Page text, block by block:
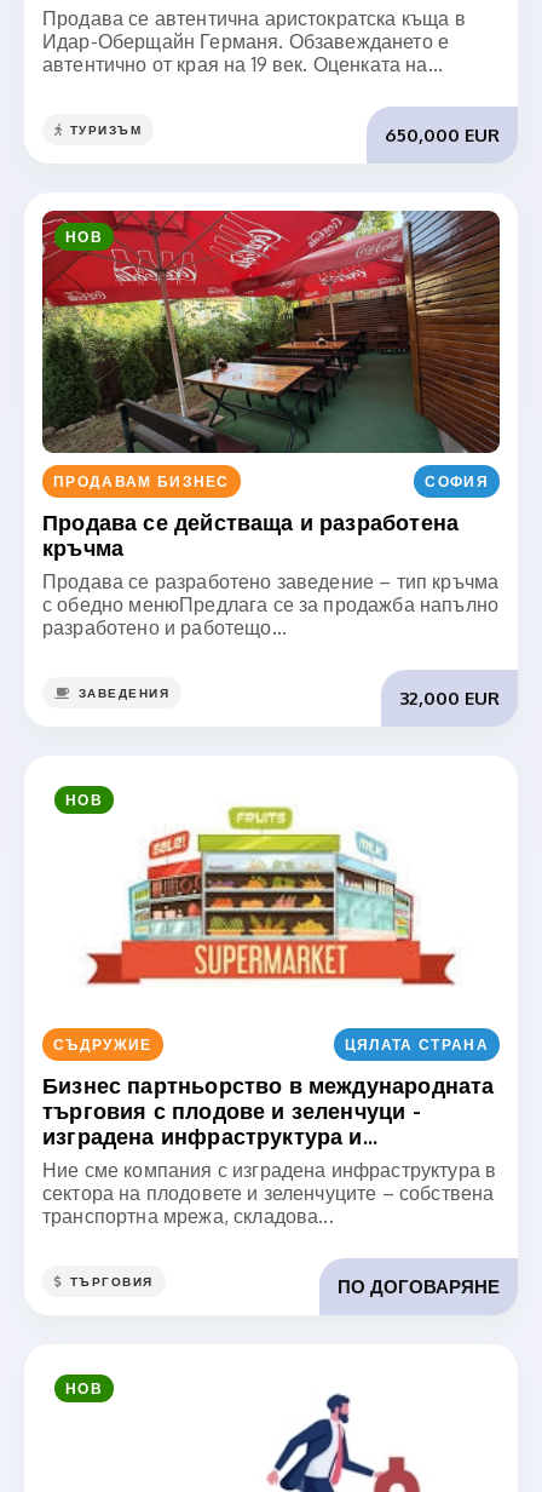
Продава се автентична аристократска къща в
Идар-Оберщайн Германя. Обзавеждането е
автентично от края на 19 век. Оценката на...
650,000 EUR
ТУРИЗЪМ
НОВ
ПРОДАВАМ БИЗНЕС СОФИЯ
Продава се действаща и разработена
кръчма
Продава се разработено заведение – тип кръчма
с обедно менюПредлага се за продажба напълно
разработено и работещо...
32,000 EUR
ЗАВЕДЕНИЯ
НОВ
СЪДРУЖИЕ ЦЯЛАТА СТРАНА
Бизнес партньорство в международната
търговия с плодове и зеленчуци -
изградена инфраструктура и...
Ние сме компания с изградена инфраструктура в
сектора на плодовете и зеленчуците – собствена
транспортна мрежа, складова...
ПО ДОГОВАРЯНЕ
ТЪРГОВИЯ
НОВ